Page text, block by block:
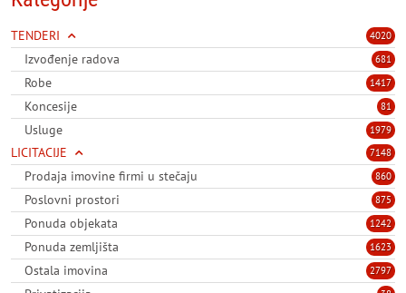
4020
TENDERI
681
Izvođenje radova
1417
Robe
81
Koncesije
1979
Usluge
7148
LICITACIJE
860
Prodaja imovine firmi u stečaju
875
Poslovni prostori
1242
Ponuda objekata
1623
Ponuda zemljišta
2797
Ostala imovina